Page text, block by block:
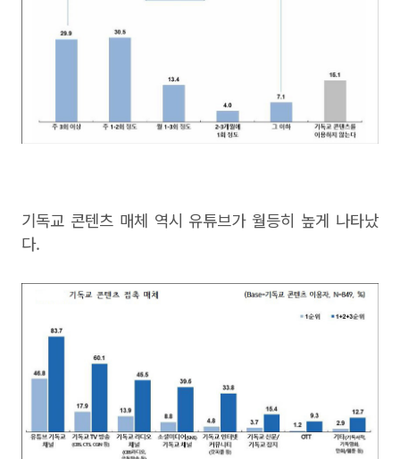
기독교 콘텐츠 매체 역시 유튜브가 월등히 높게 나타났
다.